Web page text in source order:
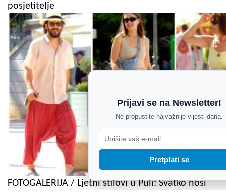
posjetitelje
FOTOGALERIJA / Ljetni stilovi u Puli: Svatko nosi
Prijavi se na Newsletter!
Ne propustite najvažnije vijesti dana.
Pretplati se